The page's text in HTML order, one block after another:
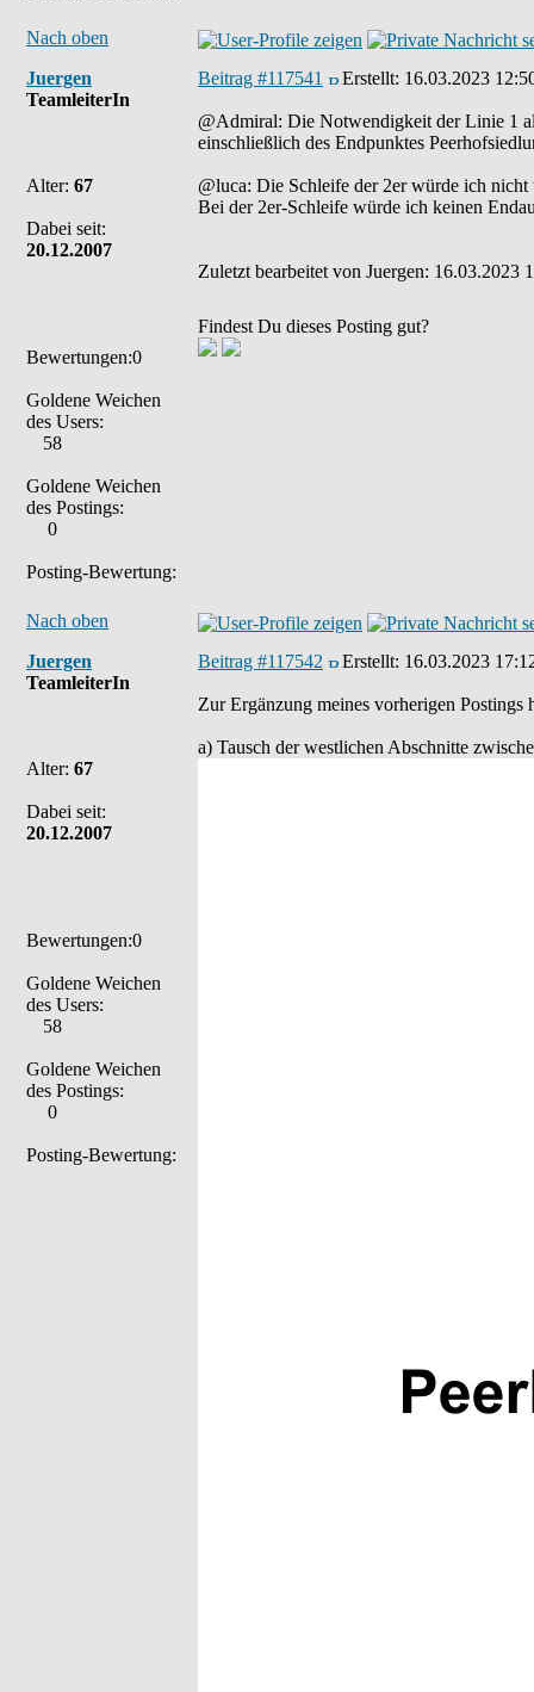
Nach oben
Juergen
TeamleiterIn
Alter: 67
Dabei seit:
20.12.2007
Bewertungen:0
Goldene Weichen
des Users:
58
Goldene Weichen
des Postings:
0
Posting-Bewertung:
Beitrag #117541 Erstellt: 16.03.2023
@Admiral: Die Notwendigkeit der Linie 1
einschließlich des Endpunktes
@luca: Die Schleife der 2er würde ich
Bei der 2er-Schleife würde ich keinen
Zuletzt bearbeitet von Juergen: 16.03.2023
Findest Du dieses Posting gut?
Nach oben
Juergen
TeamleiterIn
Alter: 67
Dabei seit:
20.12.2007
Bewertungen:0
Goldene Weichen
des Users:
58
Goldene Weichen
des Postings:
0
Posting-Bewertung:
Beitrag #117542 Erstellt: 16.03.2023
Zur Ergänzung meines vorherigen
a) Tausch der westlichen Abschnitte